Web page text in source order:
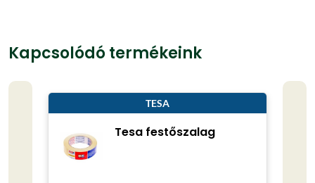
Kapcsolódó termékeink
TESA
Tesa festőszalag